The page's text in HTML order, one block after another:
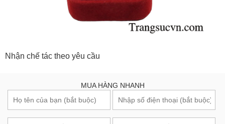
Nhận chế tác theo yêu cầu
MUA HÀNG NHANH